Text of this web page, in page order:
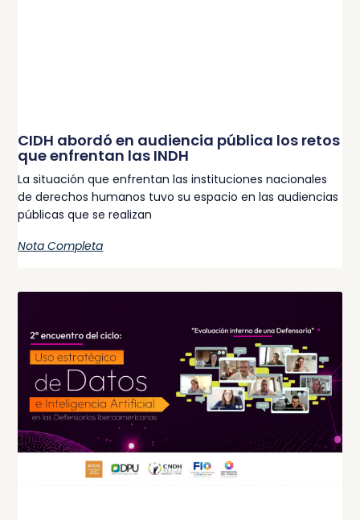
CIDH abordó en audiencia pública los retos
que enfrentan las INDH
La situación que enfrentan las instituciones nacionales
de derechos humanos tuvo su espacio en las audiencias
públicas que se realizan
Nota Completa